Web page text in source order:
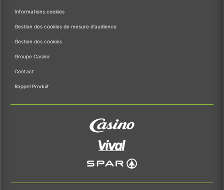
Informations cookies
Gestion des cookies de mesure d'audience
Gestion des cookies
Groupe Casino
Contact
Rappel Produit